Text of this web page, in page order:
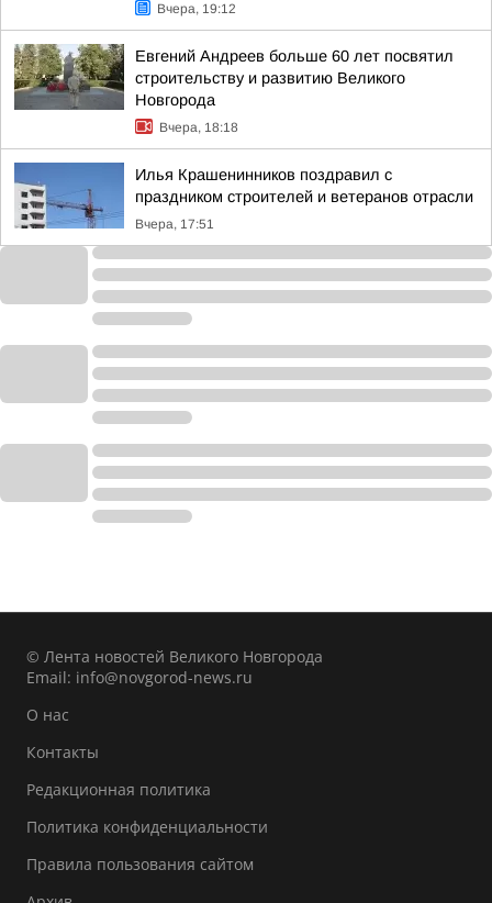
Вчера, 19:12
Евгений Андреев больше 60 лет посвятил
строительству и развитию Великого
Новгорода
Вчера, 18:18
Илья Крашенинников поздравил с
праздником строителей и ветеранов отрасли
Вчера, 17:51
© Лента новостей Великого Новгорода
Email: info@novgorod-news.ru
О нас
Контакты
Редакционная политика
Политика конфиденциальности
Правила пользования сайтом